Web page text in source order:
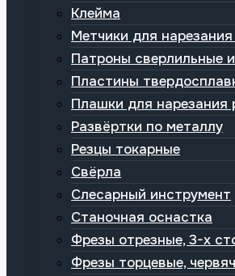
Клейма
Метчики для
Патроны сверлильные
Пластины
Плашки для нарезания
Развёртки по металлу
Резцы токарные
Свёрла
Слесарный инструмент
Станочная оснастка
Фрезы отрезные, 3-х
Фрезы торцевые,